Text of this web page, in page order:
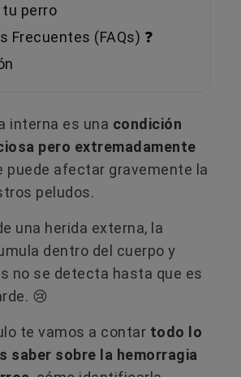
perro
Frecuentes (FAQs) ❓
interna es una condición
pero extremadamente
puede afectar gravemente la
peludos.
una herida externa, la
dentro del cuerpo y
no se detecta hasta que es
😢
te vamos a contar todo lo
saber sobre la hemorragia